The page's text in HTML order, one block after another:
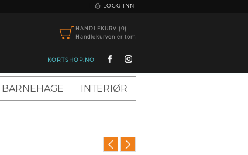
LOGG INN
HANDLEKURV (0)
Handlekurven er tom
KORTSHOP.NO
BARNEHAGE INTERIØR